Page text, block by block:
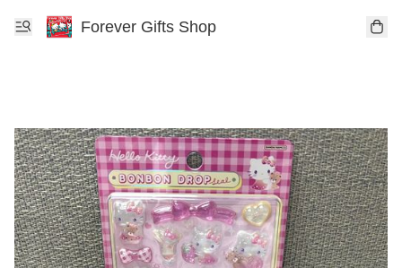
Forever Gifts Shop